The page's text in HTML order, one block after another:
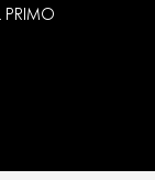
PRIMO